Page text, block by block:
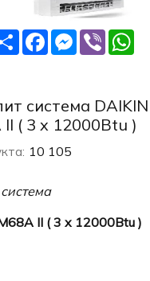
ShareFacebook
Messenger
Viber
система DAIKIN
II ( 3 x 12000Btu )
10 105
II ( 3 x 12000Btu )